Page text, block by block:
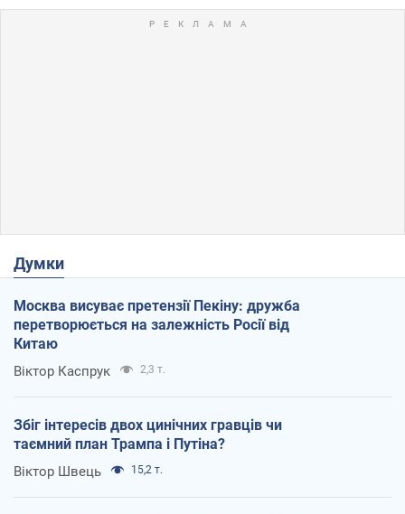
Думки
Москва висуває претензії Пекіну: дружба
перетворюється на залежність Росії від
Китаю
Віктор Каспрук 2,3 т.
Збіг інтересів двох цинічних гравців чи
таємний план Трампа і Путіна?
Віктор Швець 15,2 т.